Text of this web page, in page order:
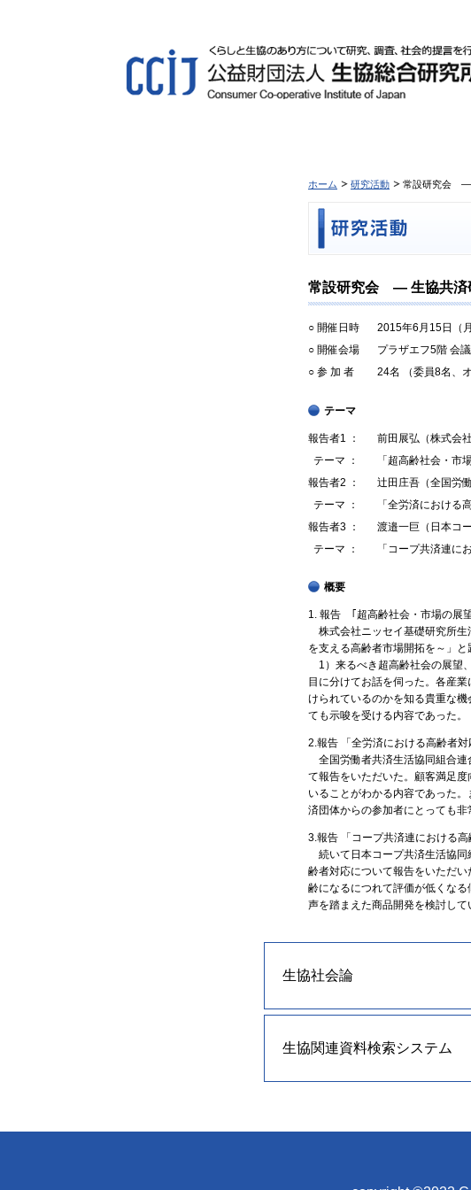
ホーム 研究活動 常設研究会 ―
常設研究会 ― 生協共済
○ 開催日時
2015年6月15日（
○ 開催会場
プラザエフ5階 会
○ 参 加 者
24名 （委員8名、
テーマ
報告者1 ：
前田展弘（株式会
テーマ ：
「超高齢社会・市
報告者2 ：
辻田庄吾（全国労
テーマ ：
「全労済における
報告者3 ：
渡邉一巨（日本コ
テーマ ：
「コープ共済連に
概要
1. 報告 ｢超高齢社会・市場の展
株式会社ニッセイ基礎研究所
を支える高齢者市場開拓を～」と
1）来るべき超高齢社会の展望
目に分けてお話を伺った。各産
けられているのかを知る貴重な
ても示唆を受ける内容であった。
2.報告 「全労済における高齢者対
全国労働者共済生活協同組合連
て報告をいただいた。顧客満足
いることがわかる内容であった
済団体からの参加者にとっても非
3.報告 「コープ共済連における
続いて日本コープ共済生活協同
齢者対応について報告をいただ
齢になるにつれて評価が低くな
声を踏まえた商品開発を検討して
生協社会論
生協関連資料検索システム